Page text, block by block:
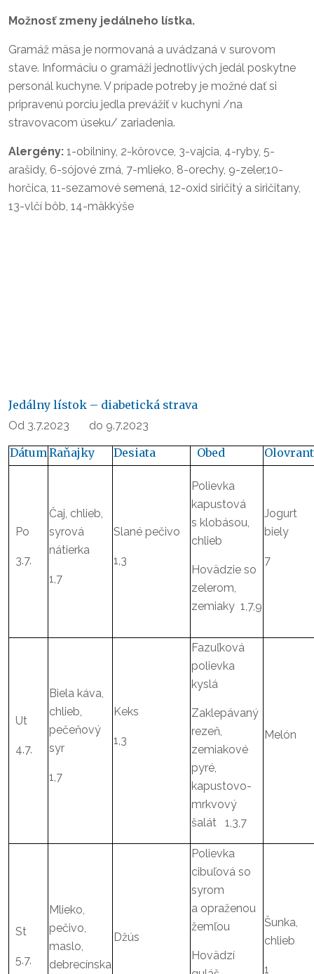
Možnosť zmeny jedálneho lístka.
Gramáž mäsa je normovaná a uvádzaná v surovom
stave. Informáciu o gramáži jednotlivých jedál poskytne
personál kuchyne. V prípade potreby je možné dať si
pripravenú porciu jedla prevážiť v kuchyni /na
stravovacom úseku/ zariadenia.
Alergény: 1-obilniny, 2-kôrovce, 3-vajcia, 4-ryby, 5-
arašidy, 6-sójové zrná, 7-mlieko, 8-orechy, 9-zeler,10-
horčica, 11-sezamové semená, 12-oxid siričitý a siričitany,
13-vlčí bôb, 14-mäkkýše
Jedálny lístok – diabetická strava
Od 3.7.2023 do 9.7.2023
DátumRaňajky Desiata Obed Olovrant
Po
3.7.
Čaj, chlieb,
syrová
nátierka
1,7
Slané pečivo
1,3
Polievka
kapustová
s klobásou,
chlieb
Hovädzie so
zelerom,
zemiaky 1,7,9
Jogurt
biely
7
Ut
4.7.
Biela káva,
chlieb,
pečeňový
syr
1,7
Keks
1,3
Fazuľková
polievka
kyslá
Zaklepávaný
rezeň,
zemiakové
pyré,
kapustovo-
mrkvový
šalát 1,3,7
Melón
St
5.7.
Mlieko,
pečivo,
maslo,
debrecínska
Džús
Polievka
cibuľová so
syrom
a opraženou
žemľou
Hovädzí
Šunka,
chlieb
1